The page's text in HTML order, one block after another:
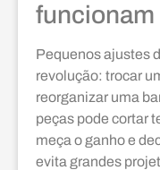
funcionam
Pequenos ajustes
revolução: trocar
reorganizar uma
peças pode cortar
meça o ganho e
evita grandes